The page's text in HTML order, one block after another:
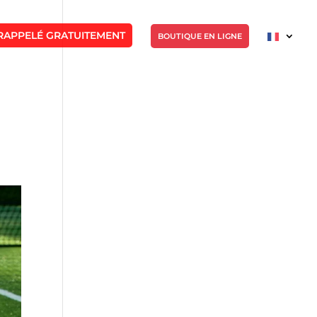
GRATUITEMENT BOUTIQUE EN LIGNE